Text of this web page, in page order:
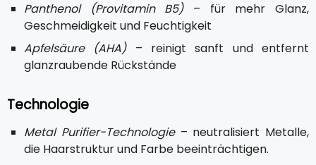
Panthenol (Provitamin B5)– für mehr Glanz,
Geschmeidigkeit und Feuchtigkeit
Apfelsäure (AHA)– reinigt sanft und entfernt
glanzraubende Rückstände
Technologie
Metal Purifier-Technologie– neutralisiert Metalle,
die Haarstruktur und Farbe beeinträchtigen.